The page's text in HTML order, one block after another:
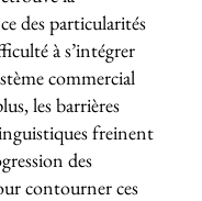
des particularités
à s’intégrer
commercial
les barrières
freinent
des
contourner ces